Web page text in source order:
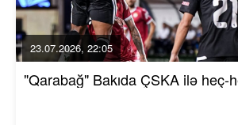
23.07.2026, 22:05
"Qarabağ" Bakıda ÇSKA ilə heç-